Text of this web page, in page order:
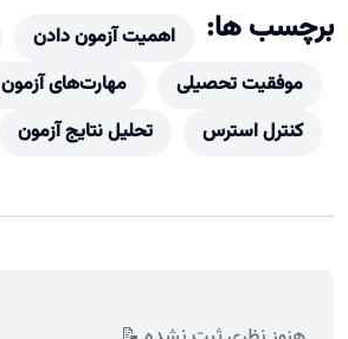
برچسب ها: اهمیت آزمون دادن
موفقیت تحصیلی
مهارت‌های آزمون
کنترل استرس
تحلیل نتایج آزمون